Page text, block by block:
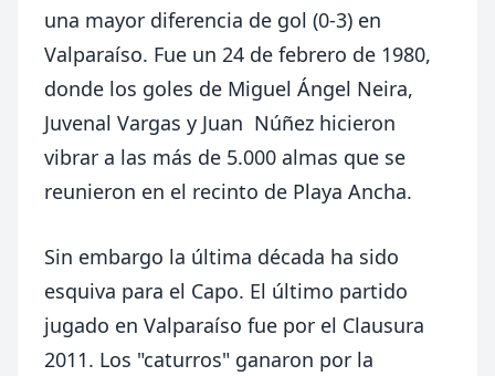
una mayor diferencia de gol (0-3) en
Valparaíso. Fue un 24 de febrero de 1980,
donde los goles de Miguel Ángel Neira,
Juvenal Vargas y Juan Núñez hicieron
vibrar a las más de 5.000 almas que se
reunieron en el recinto de Playa Ancha.
Sin embargo la última década ha sido
esquiva para el Capo. El último partido
jugado en Valparaíso fue por el Clausura
2011. Los "caturros" ganaron por la